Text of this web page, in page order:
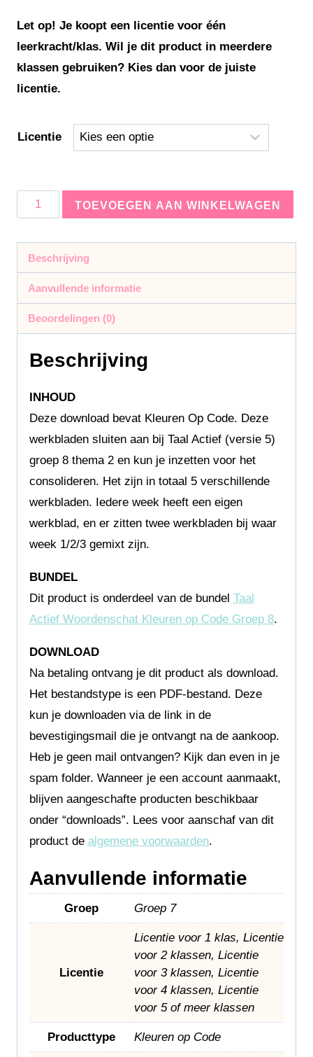
Let op! Je koopt een licentie voor één
leerkracht/klas. Wil je dit product in meerdere
klassen gebruiken? Kies dan voor de juiste
licentie.
Licentie
TOEVOEGEN AAN WINKELWAGEN
Beschrijving
Aanvullende informatie
Beoordelingen (0)
Beschrijving
INHOUD
Deze download bevat Kleuren Op Code. Deze
werkbladen sluiten aan bij Taal Actief (versie 5)
groep 8 thema 2 en kun je inzetten voor het
consolideren. Het zijn in totaal 5 verschillende
werkbladen. Iedere week heeft een eigen
werkblad, en er zitten twee werkbladen bij waar
week 1/2/3 gemixt zijn.
BUNDEL
Dit product is onderdeel van de bundel Taal
Actief Woordenschat Kleuren op Code Groep 8.
DOWNLOAD
Na betaling ontvang je dit product als download.
Het bestandstype is een PDF-bestand. Deze
kun je downloaden via de link in de
bevestigingsmail die je ontvangt na de aankoop.
Heb je geen mail ontvangen? Kijk dan even in je
spam folder. Wanneer je een account aanmaakt,
blijven aangeschafte producten beschikbaar
onder “downloads”. Lees voor aanschaf van dit
product de algemene voorwaarden.
Aanvullende informatie
Groep Groep 7
Licentie
Licentie voor 1 klas, Licentie
voor 2 klassen, Licentie
voor 3 klassen, Licentie
voor 4 klassen, Licentie
voor 5 of meer klassen
Producttype Kleuren op Code